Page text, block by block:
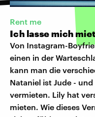
Rent me
Ich lasse mich
Von Instagram-
einen in der
kann man die
Nataniel ist Jude -
vermieten. Lily hat
mieten. Wie dieses